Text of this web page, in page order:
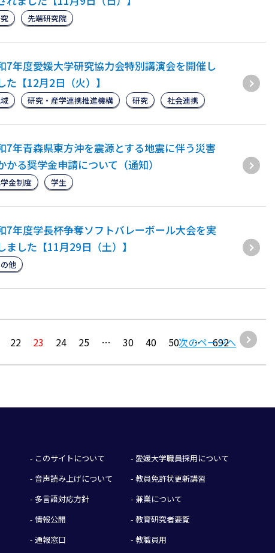
先端研究院
7年度愛媛大学研究協力会特別講演会を開催し
た【12月2日（火）】
研究・産学連携推進機構 研究 社会連携
7年青森県東方沖を震源とする地震に伴う災害
かる奨学金申請について（通知）
金制度 学生
7年度学長杯争奪ソフトバレーボール大会を実
ました【11月29日（土）】
他
22 23 24 25 … 30 40 50 …
次のページへ
692
- このサイトについて
- 音声読み上げについて
- 多言語対応方針
- 情報公開
- 通報窓口
- 愛媛大学職員採用について
- 教員免許状更新講習
- 兼業について
- 教育研究者要覧
- 教職員用